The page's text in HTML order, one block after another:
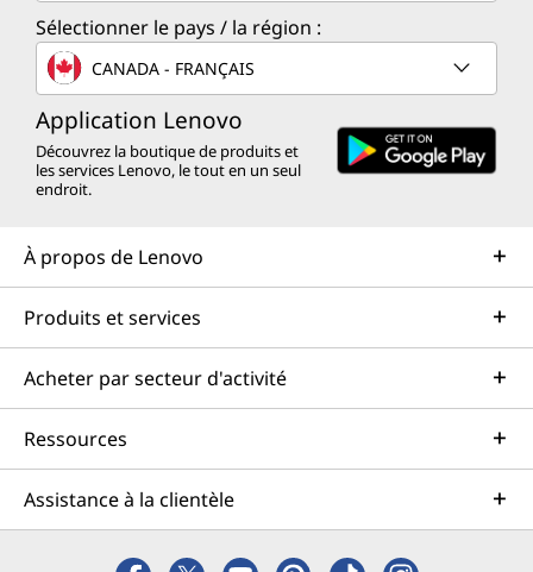
Sélectionner le pays / la région :
CANADA - FRANÇAIS
Application Lenovo
Découvrez la boutique de produits et
les services Lenovo, le tout en un seul
endroit.
À propos de Lenovo
Produits et services
Acheter par secteur d'activité
Ressources
Assistance à la clientèle